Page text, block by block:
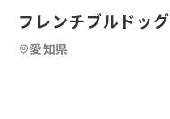
フレンチブルドッグ
愛知県